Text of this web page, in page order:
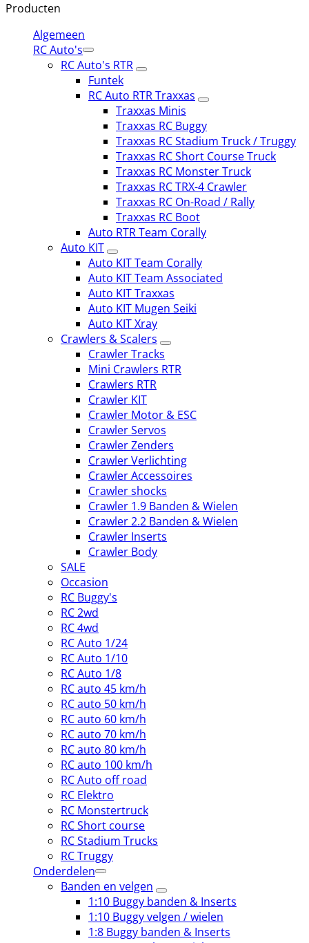
Producten
Algemeen
RC Auto's
RC Auto's RTR
Funtek
RC Auto RTR Traxxas
Traxxas Minis
Traxxas RC Buggy
Traxxas RC Stadium Truck / Truggy
Traxxas RC Short Course Truck
Traxxas RC Monster Truck
Traxxas RC TRX-4 Crawler
Traxxas RC On-Road / Rally
Traxxas RC Boot
Auto RTR Team Corally
Auto KIT
Auto KIT Team Corally
Auto KIT Team Associated
Auto KIT Traxxas
Auto KIT Mugen Seiki
Auto KIT Xray
Crawlers & Scalers
Crawler Tracks
Mini Crawlers RTR
Crawlers RTR
Crawler KIT
Crawler Motor & ESC
Crawler Servos
Crawler Zenders
Crawler Verlichting
Crawler Accessoires
Crawler shocks
Crawler 1.9 Banden & Wielen
Crawler 2.2 Banden & Wielen
Crawler Inserts
Crawler Body
SALE
Occasion
RC Buggy's
RC 2wd
RC 4wd
RC Auto 1/24
RC Auto 1/10
RC Auto 1/8
RC auto 45 km/h
RC auto 50 km/h
RC auto 60 km/h
RC auto 70 km/h
RC auto 80 km/h
RC auto 100 km/h
RC Auto off road
RC Elektro
RC Monstertruck
RC Short course
RC Stadium Trucks
RC Truggy
Onderdelen
Banden en velgen
1:10 Buggy banden & Inserts
1:10 Buggy velgen / wielen
1:8 Buggy banden & Inserts